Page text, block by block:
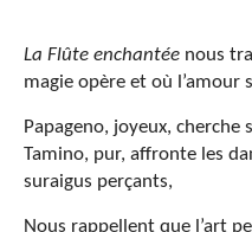
La Flûte enchantée nous
magie opère et où l’amour
Papageno, joyeux, cherche
Tamino, pur, affronte les
suraigus perçants,
Nous rappellent que l’art